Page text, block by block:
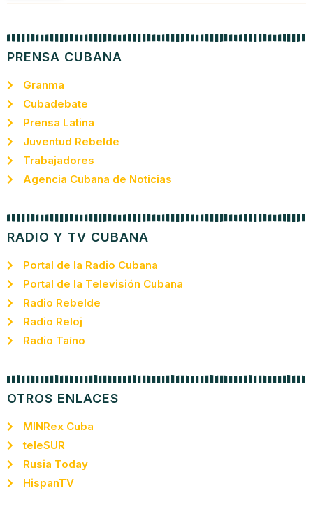
PRENSA CUBANA
Granma
Cubadebate
Prensa Latina
Juventud Rebelde
Trabajadores
Agencia Cubana de Noticias
RADIO Y TV CUBANA
Portal de la Radio Cubana
Portal de la Televisión Cubana
Radio Rebelde
Radio Reloj
Radio Taíno
OTROS ENLACES
MINRex Cuba
teleSUR
Rusia Today
HispanTV